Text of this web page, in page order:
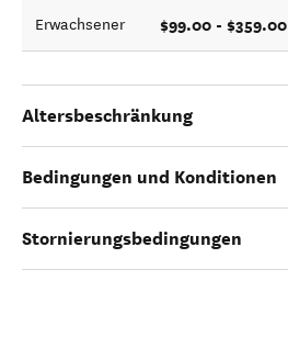
Erwachsener $99.00 - $359.00
Altersbeschränkung
Bedingungen und Konditionen
Stornierungsbedingungen